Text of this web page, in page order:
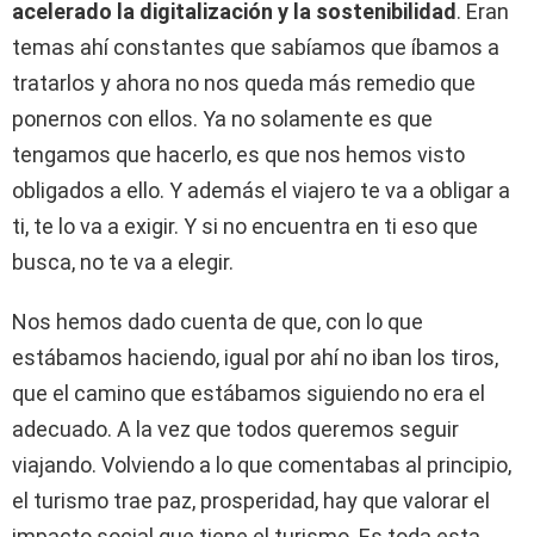
acelerado la digitalización y la sostenibilidad. Eran
temas ahí constantes que sabíamos que íbamos a
tratarlos y ahora no nos queda más remedio que
ponernos con ellos. Ya no solamente es que
tengamos que hacerlo, es que nos hemos visto
obligados a ello. Y además el viajero te va a obligar a
ti, te lo va a exigir. Y si no encuentra en ti eso que
busca, no te va a elegir.
Nos hemos dado cuenta de que, con lo que
estábamos haciendo, igual por ahí no iban los tiros,
que el camino que estábamos siguiendo no era el
adecuado. A la vez que todos queremos seguir
viajando. Volviendo a lo que comentabas al principio,
el turismo trae paz, prosperidad, hay que valorar el